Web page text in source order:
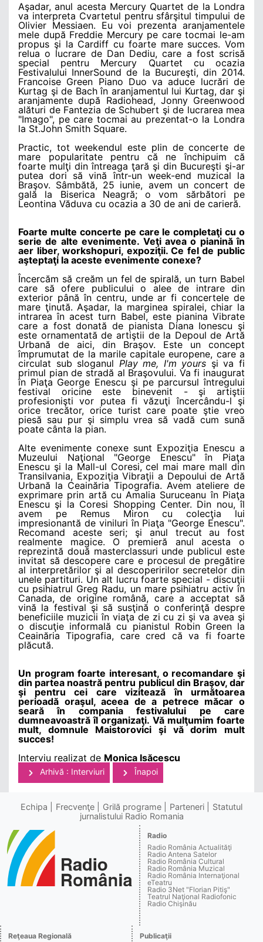
Aşadar, anul acesta Mercury Quartet de la Londra
va interpreta Cvartetul pentru sfârşitul timpului de
Olivier Messiaen. Eu voi prezenta aranjamentele
mele după Freddie Mercury pe care tocmai le-am
propus şi la Cardiff cu foarte mare succes. Vom
relua o lucrare de Dan Dediu, care a fost scrisă
special pentru Mercury Quartet cu ocazia
Festivalului InnerSound de la Bucureşti, din 2014.
Francoise Green Piano Duo va aduce lucrări de
Kurtag şi de Bach în aranjamentul lui Kurtag, dar şi
aranjamente după Radiohead, Jonny Greenwood
alături de Fantezia de Schubert şi de lucrarea mea
"Imago", pe care tocmai au prezentat-o la Londra
la St.John Smith Square.
Practic, tot weekendul este plin de concerte de
mare popularitate pentru că ne închipuim că
foarte mulţi din întreaga ţară şi din Bucureşti şi-ar
putea dori să vină într-un week-end muzical la
Braşov. Sâmbătă, 25 iunie, avem un concert de
gală la Biserica Neagră; o vom sărbători pe
Leontina Văduva cu ocazia a 30 de ani de carieră.
Foarte multe concerte pe care le completaţi cu o
serie de alte evenimente. Veţi avea o pianină în
aer liber, workshopuri, expoziţii. Ce fel de public
aşteptaţi la aceste evenimente conexe?
Încercăm să creăm un fel de spirală, un turn Babel
care să ofere publicului o alee de intrare din
exterior până în centru, unde ar fi concertele de
mare ţinută. Aşadar, la marginea spiralei, chiar la
intrarea în acest turn Babel, este pianina Vibrate
care a fost donată de pianista Diana Ionescu şi
este ornamentată de artiştii de la Depoul de Artă
Urbană de aici, din Braşov. Este un concept
împrumutat de la marile capitale europene, care a
circulat sub sloganul Play me, I'm yours şi va fi
primul pian de stradă al Braşovului. Va fi inaugurat
în Piaţa George Enescu şi pe parcursul întregului
festival oricine este binevenit - şi artiştii
profesionişti vor putea fi văzuţi încercându-l şi
orice trecător, orice turist care poate ştie vreo
piesă sau pur şi simplu vrea să vadă cum sună
poate cânta la pian.
Alte evenimente conexe sunt Expoziţia Enescu a
Muzeului Naţional "George Enescu" în Piaţa
Enescu şi la Mall-ul Coresi, cel mai mare mall din
Transilvania, Expoziţia Vibraţii a Depoului de Artă
Urbană la Ceainăria Tipografia. Avem ateliere de
exprimare prin artă cu Amalia Suruceanu în Piaţa
Enescu şi la Coresi Shopping Center. Din nou, îl
avem pe Remus Miron cu colecţia lui
impresionantă de viniluri în Piaţa "George Enescu".
Recomand aceste seri; şi anul trecut au fost
realmente magice. O premieră anul acesta o
reprezintă două masterclassuri unde publicul este
invitat să descopere care e procesul de pregătire
al interpretărilor şi al descoperirilor secretelor din
unele partituri. Un alt lucru foarte special - discuţii
cu psihiatrul Greg Radu, un mare psihiatru activ în
Canada, de origine română, care a acceptat să
vină la festival şi să susţină o conferinţă despre
beneficiile muzicii în viaţa de zi cu zi şi va avea şi
o discuţie informală cu pianistul Robin Green la
Ceainăria Tipografia, care cred că va fi foarte
plăcută.
Un program foarte interesant, o recomandare şi
din partea noastră pentru publicul din Braşov, dar
şi pentru cei care vizitează în următoarea
perioadă oraşul, aceea de a petrece măcar o
seară în compania festivalului pe care
dumneavoastră îl organizaţi. Vă mulţumim foarte
mult, domnule Maistorovici şi vă dorim mult
succes!
Interviu realizat de Monica Isăcescu
Arhivă : Interviuri Înapoi
Echipa Frecvenţe Grilă programe Parteneri
Statutul
jurnalistului Radio Romania
Radio
Radio România Actualităţi
Radio Antena Satelor
Radio România Cultural
Radio România Muzical
Radio România Internaţional
eTeatru
Radio 3Net "Florian Pitiş"
Teatrul Naţional Radiofonic
Radio Chişinău
Reţeaua Regională Publicaţii